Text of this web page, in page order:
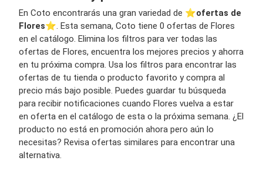
En Coto encontrarás una gran variedad de ⭐️ofertas de
Flores⭐️. Esta semana, Coto tiene 0 ofertas de Flores
en el catálogo. Elimina los filtros para ver todas las
ofertas de Flores, encuentra los mejores precios y ahorra
en tu próxima compra. Usa los filtros para encontrar las
ofertas de tu tienda o producto favorito y compra al
precio más bajo posible. Puedes guardar tu búsqueda
para recibir notificaciones cuando Flores vuelva a estar
en oferta en el catálogo de esta o la próxima semana. ¿El
producto no está en promoción ahora pero aún lo
necesitas? Revisa ofertas similares para encontrar una
alternativa.